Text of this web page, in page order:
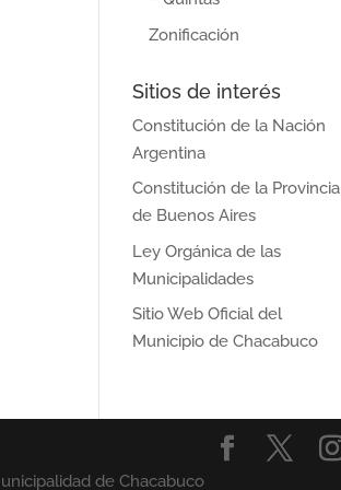
Zonificación
Sitios de interés
Constitución de la Nación
Argentina
Constitución de la Provincia
de Buenos Aires
Ley Orgánica de las
Municipalidades
Sitio Web Oficial del
Municipio de Chacabuco
de Chacabuco